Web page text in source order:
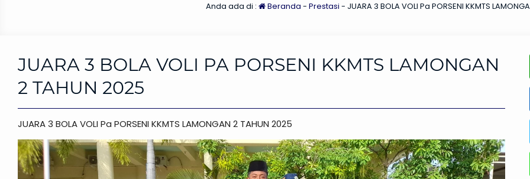
Anda ada di : Beranda - Prestasi - JUARA 3 BOLA VOLI Pa PORSENI KKMTS
JUARA 3 BOLA VOLI PA PORSENI KKMTS LAMONGAN
2 TAHUN 2025
JUARA 3 BOLA VOLI Pa PORSENI KKMTS LAMONGAN 2 TAHUN 2025